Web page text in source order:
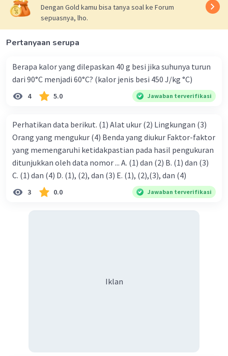
Dengan Gold kamu bisa tanya soal ke Forum
sepuasnya, lho.
Pertanyaan serupa
Berapa kalor yang dilepaskan 40 g besi jika suhunya turun
dari 90°C menjadi 60°C? (kalor jenis besi 450 J/kg °C)
4 5.0 Jawaban terverifikasi
Perhatikan data berikut. (1) Alat ukur (2) Lingkungan (3)
Orang yang mengukur (4) Benda yang diukur Faktor-faktor
yang memengaruhi ketidakpastian pada hasil pengukuran
ditunjukkan oleh data nomor ... A. (1) dan (2) B. (1) dan (3)
C. (1) dan (4) D. (1), (2), dan (3) E. (1), (2),(3), dan (4)
3 0.0 Jawaban terverifikasi
Iklan